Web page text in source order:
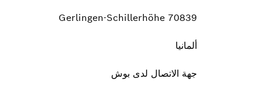
70839 Gerlingen-Schillerhöhe
ألمانيا
جهة الاتصال لدى بوش